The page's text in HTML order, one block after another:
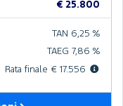
€ 25.800
TAN 6,25 %
TAEG 7,86 %
Rata finale € 17.556